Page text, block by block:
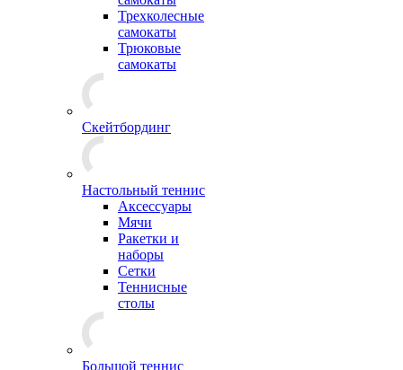
Трехколесные
самокаты
Трюковые
самокаты
Скейтбординг
Настольный теннис
Аксессуары
Мячи
Ракетки и
наборы
Сетки
Теннисные
столы
Большой теннис